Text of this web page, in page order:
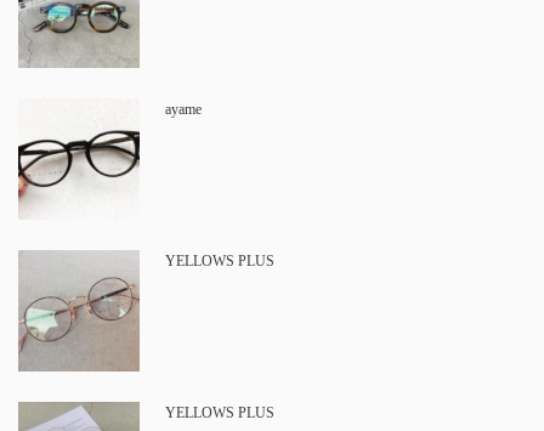
ayame
YELLOWS PLUS
YELLOWS PLUS